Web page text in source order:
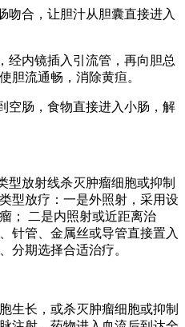
合，让胆汁从胆囊直接进入
经内镜插入引流管，再向胆总
胆流通畅，消除黄疸。
空肠，食物直接进入小肠，解
型放射线杀灭肿瘤细胞或抑制
型放疗：一是外照射，采用设
； 二是内照射或近距离治
针管、金属丝或导管直接置入
分期选择合适治疗。
生长，或杀灭肿瘤细胞或抑制